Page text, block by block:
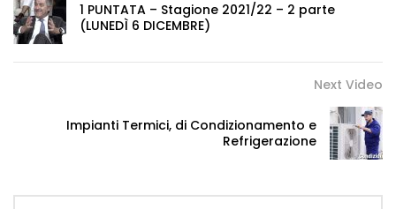
1 PUNTATA – Stagione 2021/22 – 2 parte
(LUNEDÌ 6 DICEMBRE)
Next Video
Impianti Termici, di Condizionamento e
Refrigerazione